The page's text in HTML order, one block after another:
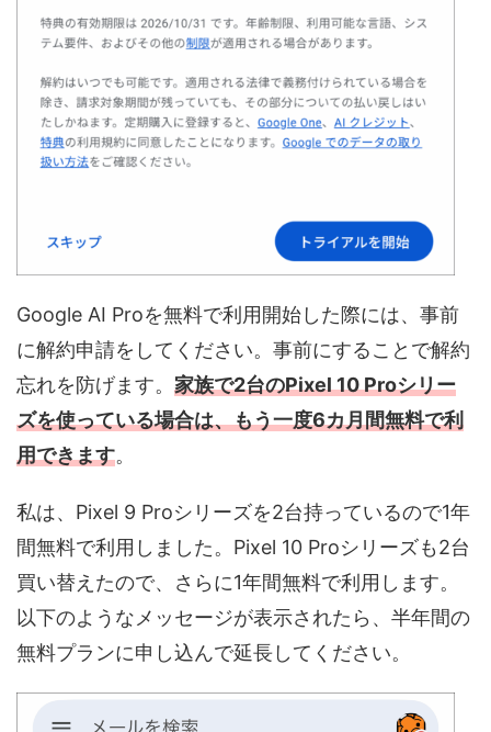
Google AI Proを無料で利用開始した際には、事前
に解約申請をしてください。事前にすることで解約
忘れを防げます。 家族で2台のPixel 10 Proシリー
ズを使っている場合は、もう一度6カ月間無料で利
用できます。
私は、Pixel 9 Proシリーズを2台持っているので1年
間無料で利用しました。Pixel 10 Proシリーズも2台
買い替えたので、さらに1年間無料で利用します。
以下のようなメッセージが表示されたら、半年間の
無料プランに申し込んで延長してください。